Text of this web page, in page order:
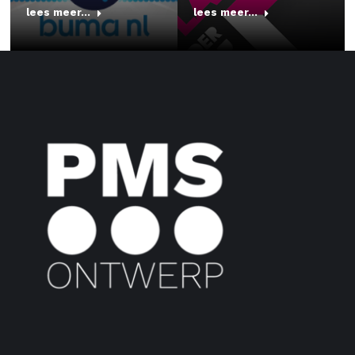
lees meer... lees meer...